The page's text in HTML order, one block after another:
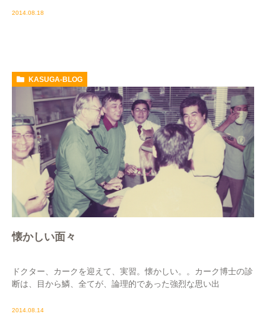
2014.08.18
KASUGA-BLOG
懐かしい面々
ドクター、カークを迎えて、実習。懐かしい。。カーク博士の診
断は、目から鱗、全てが、論理的であった強烈な思い出
2014.08.14